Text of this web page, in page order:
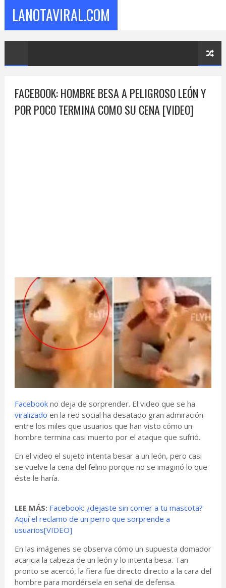
LANOTAVIRAL.COM
FACEBOOK: HOMBRE BESA A PELIGROSO LEÓN Y
POR POCO TERMINA COMO SU CENA [VIDEO]
Facebookno deja de sorprender. El video que se ha
viralizado en la red social ha desatado gran admiración
entre los miles que usuarios que han visto cómo un
hombre termina casi muerto por el ataque que sufrió.
En el video el sujeto intenta besar a un león, pero casi
se vuelve la cena del felino porque no se imaginó lo que
éste le haría.
LEE MÁS: Facebook: ¿dejaste sin comer a tu mascota?
Aquí el reclamo de un perro que sorprende a
usuarios[VIDEO]
En las imágenes se observa cómo un supuesta domador
acaricia la cabeza de un león y lo intenta besa. Tan
pronto se acercó, la fiera fue directo directo a la cara del
hombre para mordérsela en señal de defensa.